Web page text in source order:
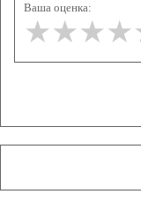
Ваша оценка: